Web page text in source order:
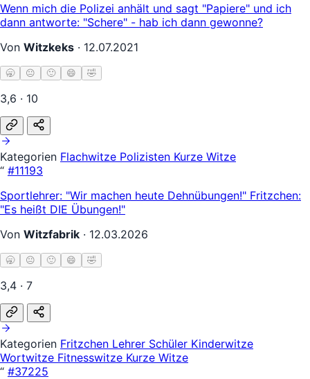
Wenn mich die Polizei anhält und sagt "Papiere" und ich
dann antworte: "Schere" - hab ich dann gewonne?
Von Witzkeks · 12.07.2021
🥱 😐 🙂 😄 🤣
3,6 · 10
Kategorien Flachwitze Polizisten Kurze Witze
“ #11193
Sportlehrer: "Wir machen heute Dehnübungen!" Fritzchen:
"Es heißt DIE Übungen!"
Von Witzfabrik · 12.03.2026
🥱 😐 🙂 😄 🤣
3,4 · 7
Kategorien Fritzchen Lehrer Schüler Kinderwitze
Wortwitze Fitnesswitze Kurze Witze
“ #37225